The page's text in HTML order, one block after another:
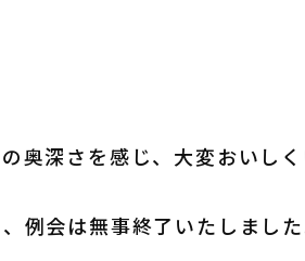
奥深さを感じ、大変おいしく
例会は無事終了いたしました